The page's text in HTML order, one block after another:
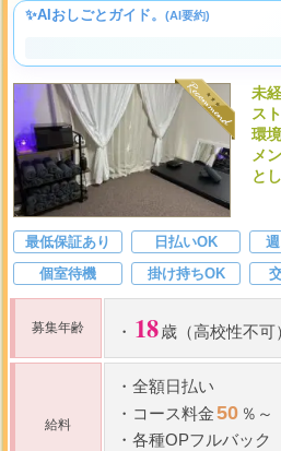
✨AIおしごとガイド。 (AI要約)
未
ス
環
メ
と
最低保証あり 日払いOK
個室待機
掛け持ちOK
募集年齢 ・ 18歳（高校性不可
給料
・ 全額日払い
・ コース料金50 ％～
・ 各種OPフルバック